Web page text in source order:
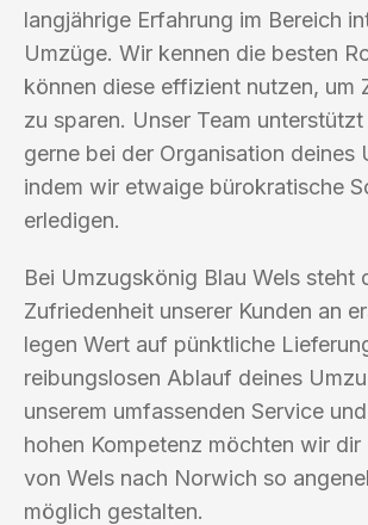
langjährige Erfahrung im Bereich
Umzüge. Wir kennen die besten
können diese effizient nutzen, um
zu sparen. Unser Team
gerne bei der Organisation deines
indem wir etwaige bürokratische
erledigen.
Bei Umzugskönig Blau Wels steht
Zufriedenheit unserer Kunden an
legen Wert auf pünktliche
reibungslosen Ablauf deines
unserem umfassenden Service
hohen Kompetenz möchten wir dir
von Wels nach Norwich so
möglich gestalten.